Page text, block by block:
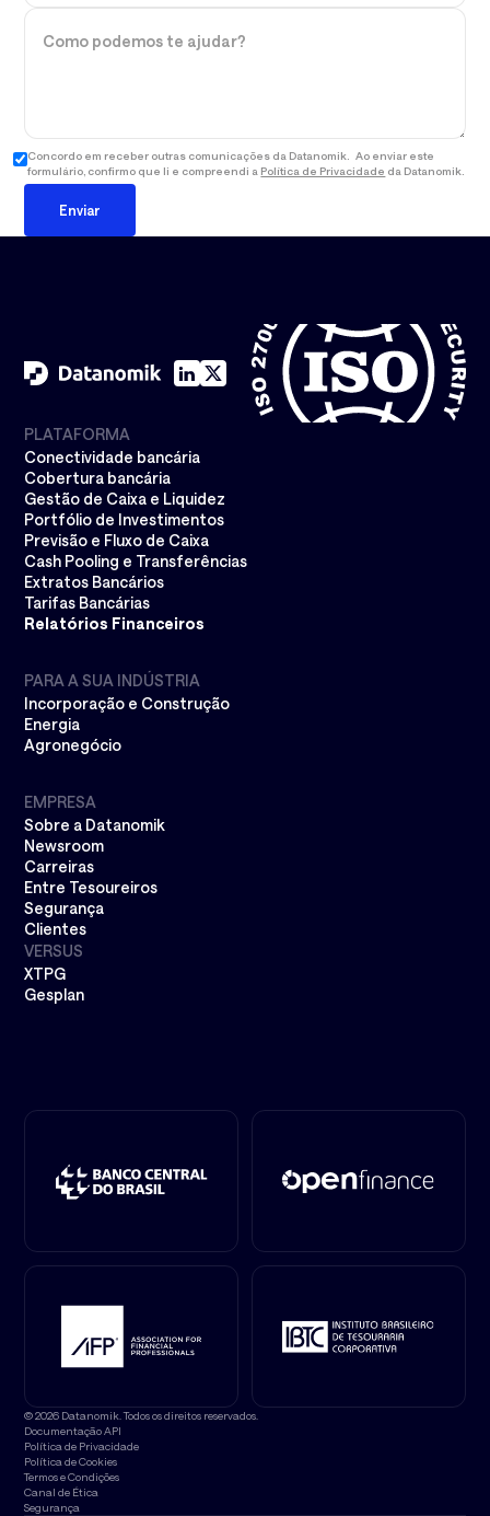
Concordo em receber outras comunicações da Datanomik. Ao enviar este
formulário, confirmo que li e compreendi a Política de Privacidade da Datanomik.
PLATAFORMA
Conectividade bancária
Cobertura bancária
Gestão de Caixa e Liquidez
Portfólio de Investimentos
Previsão e Fluxo de Caixa
Cash Pooling e Transferências
Extratos Bancários
Tarifas Bancárias
Relatórios Financeiros
PARA A SUA INDÚSTRIA
Incorporação e Construção
Energia
Agronegócio
EMPRESA
Sobre a Datanomik
Newsroom
Carreiras
Entre Tesoureiros
Segurança
Clientes
VERSUS
XTPG
Gesplan
© 2026 Datanomik. Todos os direitos reservados.
Documentação API
Política de Privacidade
Política de Cookies
Termos e Condições
Canal de Ética
Segurança